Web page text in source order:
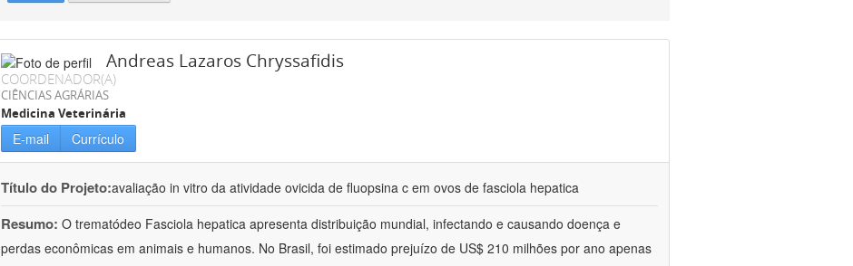
Andreas Lazaros Chryssafidis
COORDENADOR(A)
CIÊNCIAS AGRÁRIAS
Medicina Veterinária
E-mail Currículo
Título do Projeto:avaliação in vitro da atividade ovicida de fluopsina c em ovos de fasciola hepatica
Resumo: O trematódeo Fasciola hepatica apresenta distribuição mundial, infectando e causando doença e
perdas econômicas em animais e humanos. No Brasil, foi estimado prejuízo de US$ 210 milhões por ano apenas